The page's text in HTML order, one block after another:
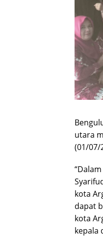
utara
(01/07/
kota
dapat
kota
kepala